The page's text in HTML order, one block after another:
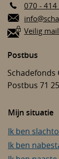
070 - 414
E-mail:
Veilig
Postbus
Schadefonds
Postbus 71
Mijn situatie
Ik ben
Ik ben